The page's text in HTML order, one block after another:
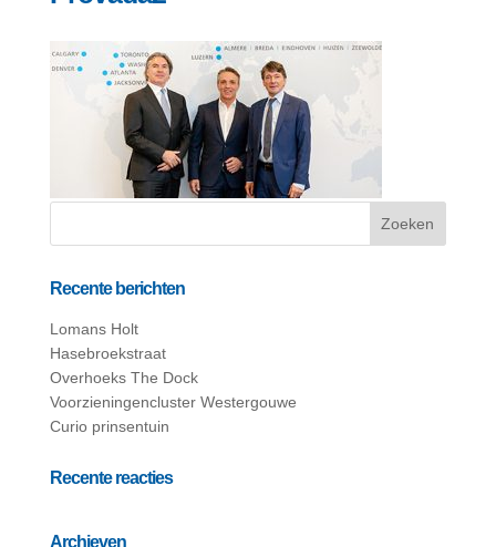
Recente berichten
Lomans Holt
Hasebroekstraat
Overhoeks The Dock
Voorzieningencluster Westergouwe
Curio prinsentuin
Recente reacties
Archieven